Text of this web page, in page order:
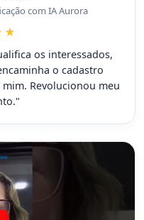
com IA Aurora
os interessados,
o cadastro
Revolucionou meu